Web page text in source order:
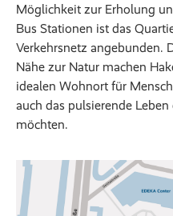
Möglichkeit zur Erholung
Bus Stationen ist das
Verkehrsnetz angebunden.
Nähe zur Natur machen
idealen Wohnort für
auch das pulsierende
möchten.